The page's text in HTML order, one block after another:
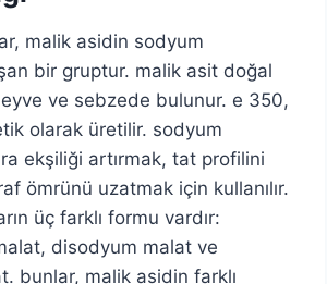
malik asidin sodyum
bir gruptur. malik asit doğal
ve sebzede bulunur. e 350,
olarak üretilir. sodyum
ekşiliği artırmak, tat profilini
ömrünü uzatmak için kullanılır.
üç farklı formu vardır:
disodyum malat ve
bunlar, malik asidin farklı